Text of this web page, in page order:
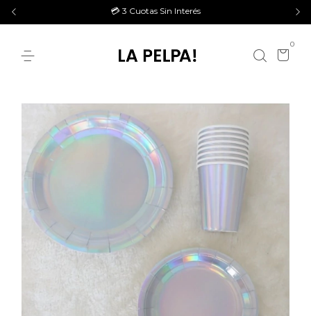
💳 3 Cuotas Sin Interés
0